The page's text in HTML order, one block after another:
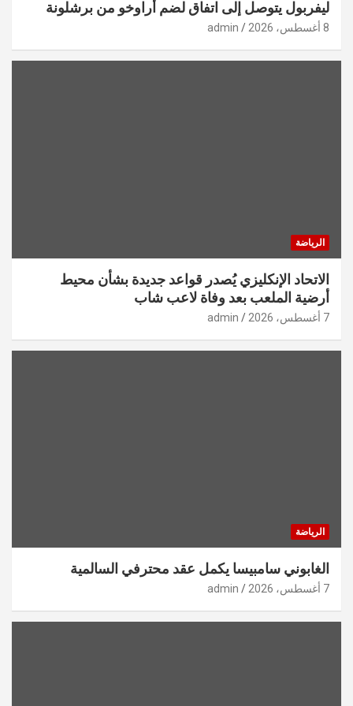
ليفربول يتوصل إلى اتفاق لضم أراوخو من برشلونة
8 أغسطس، 2026 admin
الرياضة
الاتحاد الإنكليزي يُصدر قواعد جديدة بشأن محيط
أرضية الملعب بعد وفاة لاعب شاب
7 أغسطس، 2026 admin
الرياضة
الغابوني سامبيسا يكمل عقد محترفي السالمية
7 أغسطس، 2026 admin